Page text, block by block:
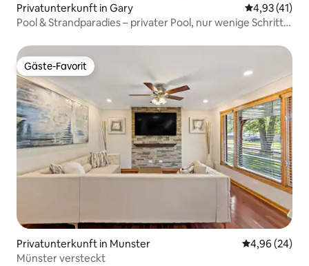
Privatunterkunft in Gary
4,93 (41)
Pool & Strandparadies – privater Pool, nur wenige Schritte
Gäste-Favorit
Gäste-Favorit
Privatunterkunft in Munster
4,96 (24)
Münster versteckt